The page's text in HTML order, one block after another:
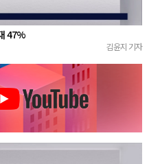
47%
김윤지 기자